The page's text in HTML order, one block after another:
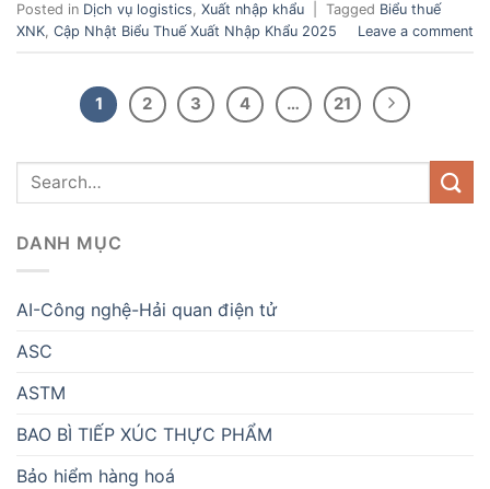
Posted in Dịch vụ logistics, Xuất nhập khẩu Tagged Biểu thuế
XNK, Cập Nhật Biểu Thuế Xuất Nhập Khẩu 2025 Leave a comment
1 2 3 4 … 21
DANH MỤC
AI-Công nghệ-Hải quan điện tử
ASC
ASTM
BAO BÌ TIẾP XÚC THỰC PHẨM
Bảo hiểm hàng hoá